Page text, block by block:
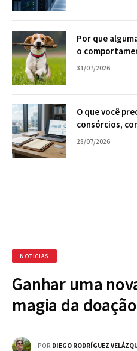
Por que
o
facilidade?
31/07/2026
O que você
consórcios,
28/07/2026
NOTICIAS
Ganhar uma
magia da
POR DIEGO RODRÍGUEZ